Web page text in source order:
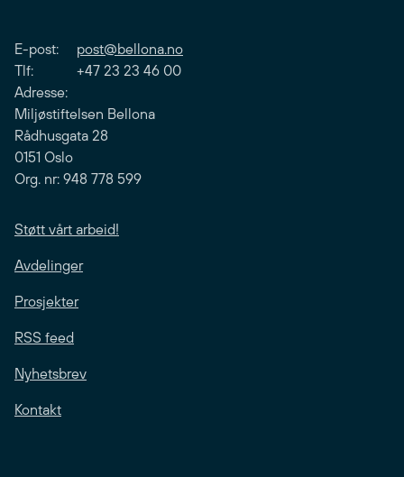
E-post: post@bellona.no
Tlf: +47 23 23 46 00
Adresse:
Miljøstiftelsen Bellona
Rådhusgata 28
0151 Oslo
Org. nr: 948 778 599
Støtt vårt arbeid!
Avdelinger
Prosjekter
RSS feed
Nyhetsbrev
Kontakt